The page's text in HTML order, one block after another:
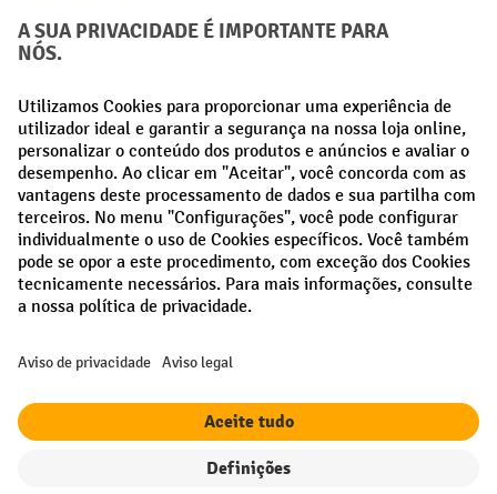
Redes sociais
Facebook
LinkedIn
Instagram
Termos e condições gerais Aviso Legal
Todos os preços excl. IVA maiscustos de envio
¹ O desconto é válido enquanto durarem os stocks. O desconto não se
descontos percentuais ou vouchers.